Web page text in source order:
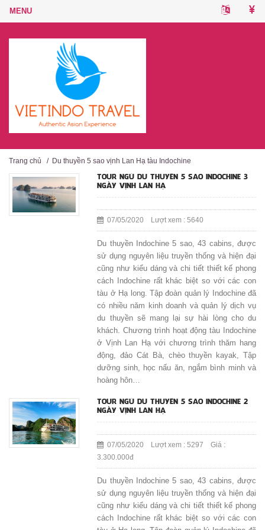
Trang chủ / Du thuyền 5 sao vịnh Lan Hạ tàu Indochine
TOUR NGỦ DU THUYỀN 5 SAO INDOCHINE 3
NGÀY VỊNH LAN HẠ
07/05/2020 Lượt xem : 5640
Du thuyền Indochine 5 sao, 43 cabins, được
sử dụng nguyên liệu truyền thống và hiện đại
cũng như kiểu dáng và chi tiết thiết kế phong
cách Indochine rất khác biệt so với các con
tàu ở Hạ long. Tập đoàn quản lý Indochine đã
có nhiều năm kinh doanh và quản lý dịch vụ
du thuyền sẽ mang lại sự hài lòng cho du
khách. Chương trình hoạt động tàu Indochine
ở Vịnh Lan Hạ với chương trình thăm hang
động, đảo Cát Bà, chèo thuyền kayak, Tập
dưỡng sinh, học nấu ăn, ngắm bình minh và
hoàng hôn…
TOUR NGỦ DU THUYỀN 5 SAO INDOCHINE 2
NGÀY VỊNH LAN HẠ
07/05/2020 Lượt xem : 5297 Giá :
3.300.000đ
Du thuyền Indochine 5 sao, 43 cabins, được
sử dụng nguyên liệu truyền thống và hiện đại
cũng như kiểu dáng và chi tiết thiết kế phong
cách Indochine rất khác biệt so với các con